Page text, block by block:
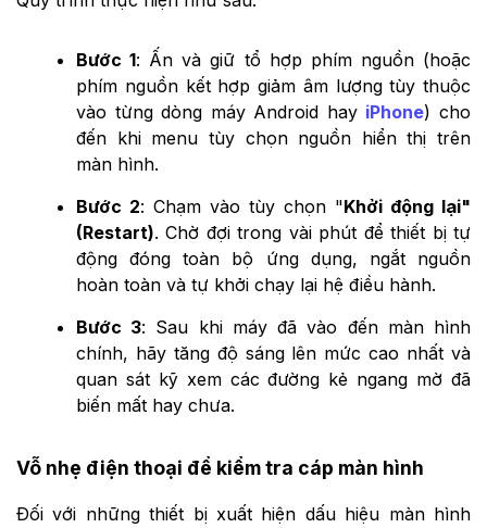
Bước 1: Ấn và giữ tổ hợp phím nguồn (hoặc
phím nguồn kết hợp giảm âm lượng tùy thuộc
vào từng dòng máy Android hay iPhone) cho
đến khi menu tùy chọn nguồn hiển thị trên
màn hình.
Bước 2: Chạm vào tùy chọn "Khởi động lại"
(Restart). Chờ đợi trong vài phút để thiết bị tự
động đóng toàn bộ ứng dụng, ngắt nguồn
hoàn toàn và tự khởi chạy lại hệ điều hành.
Bước 3: Sau khi máy đã vào đến màn hình
chính, hãy tăng độ sáng lên mức cao nhất và
quan sát kỹ xem các đường kẻ ngang mờ đã
biến mất hay chưa.
Vỗ nhẹ điện thoại để kiểm tra cáp màn hình
Đối với những thiết bị xuất hiện dấu hiệu màn hình